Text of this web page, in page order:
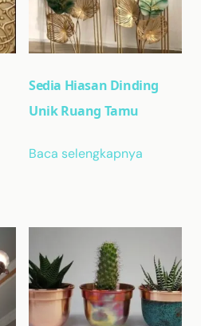
Sedia Hiasan Dinding
Unik Ruang Tamu
Baca selengkapnya